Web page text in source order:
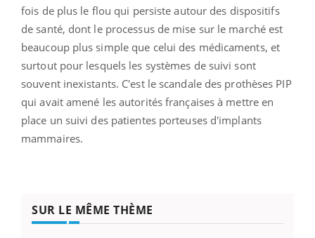
fois de plus le flou qui persiste autour des dispositifs
de santé, dont le processus de mise sur le marché est
beaucoup plus simple que celui des médicaments, et
surtout pour lesquels les systèmes de suivi sont
souvent inexistants. C'est le scandale des prothèses PIP
qui avait amené les autorités françaises à mettre en
place un suivi des patientes porteuses d'implants
mammaires.
SUR LE MÊME THÈME